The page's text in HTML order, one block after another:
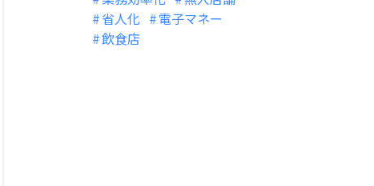
省人化
電子マネー
飲食店